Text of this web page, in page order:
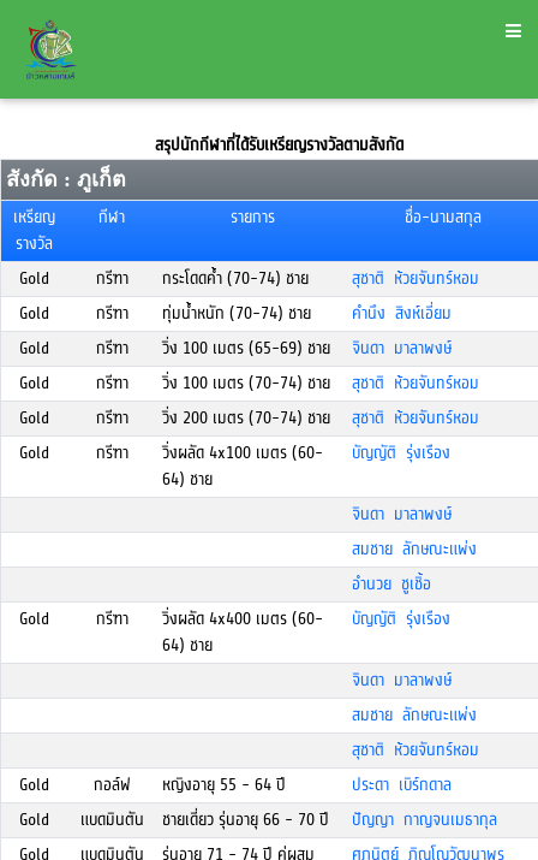
สรุปนักกีฬาที่ได้รับเหรียญรางวัลตามสังกัด
สังกัด : ภูเก็ต
เหรียญ
รางวัล
กีฬา รายการ ชื่อ-นามสกุล
Gold กรีฑา กระโดดค้ำ (70-74) ชาย
สุชาติ ห้วยจันทร์หอม
Gold
กรีฑา ทุ่มน้ำหนัก (70-74) ชาย
คำนึง สิงห์เอี่ยม
Gold
กรีฑา วิ่ง 100 เมตร (65-69) ชาย
จินดา มาลาพงษ์
Gold
กรีฑา วิ่ง 100 เมตร (70-74) ชาย
สุชาติ ห้วยจันทร์หอม
Gold
กรีฑา วิ่ง 200 เมตร (70-74) ชาย
สุชาติ ห้วยจันทร์หอม
Gold
กรีฑา
วิ่งผลัด 4x100 เมตร (60-
64) ชาย
บัญญัติ รุ่งเรือง
จินดา มาลาพงษ์
สมชาย ลักษณะแพ่ง
อำนวย ชูเชิ้อ
Gold
กรีฑา
วิ่งผลัด 4x400 เมตร (60-
64) ชาย
บัญญัติ รุ่งเรือง
จินดา มาลาพงษ์
สมชาย ลักษณะแพ่ง
สุชาติ ห้วยจันทร์หอม
Gold
กอล์ฟ หญิงอายุ 55 - 64 ปี
ประดา เบิร์กดาล
Gold
แบดมินตัน ชายเดี่ยว รุ่นอายุ 66 - 70 ปี
ปัญญา กาญจนเมธากุล
Gold
แบดมินตัน รุ่นอายุ 71 - 74 ปี คู่ผสม
ศุภนิตย์ ภิญโญวัฒนาพร